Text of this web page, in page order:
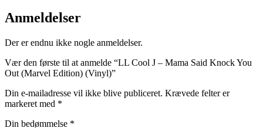
Knock
You
(Marvel
(Vinyl)
antal
Anmeldelser
Der er endnu ikke nogle anmeldelser.
Vær den første til at anmelde “LL Cool J – Mama Said Knock You
Out (Marvel Edition) (Vinyl)”
Din e-mailadresse vil ikke blive publiceret. Krævede felter er
markeret med *
Din bedømmelse *